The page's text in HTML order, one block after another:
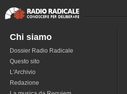
Chi siamo
Dossier Radio Radicale
Questo sito
L'Archivio
Redazione